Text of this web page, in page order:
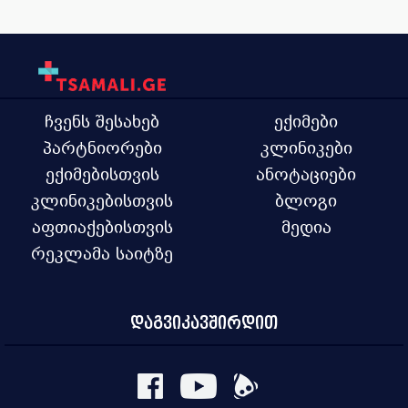
ჩვენს შესახებ
პარტნიორები
ექიმებისთვის
კლინიკებისთვის
აფთიაქებისთვის
რეკლამა საიტზე
ექიმები
კლინიკები
ანოტაციები
ბლოგი
მედია
დაგვიკავშირდით